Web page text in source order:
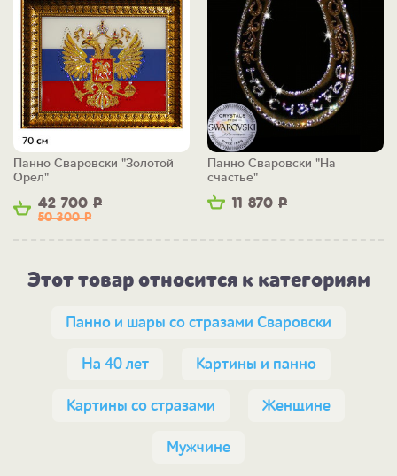
42 700 Р
50 300Р
Панно Сваровски "Золотой
Орел"
11 870 Р
Панно Сваровски "На
счастье"
Этот товар относится к категориям
Панно и шары со стразами Сваровски
На 40 лет Картины и панно
Картины со стразами Женщине
Мужчине